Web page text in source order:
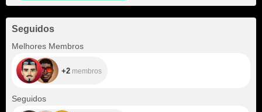
Seguidos
Melhores Membros
+2
+2 membros
Seguidos